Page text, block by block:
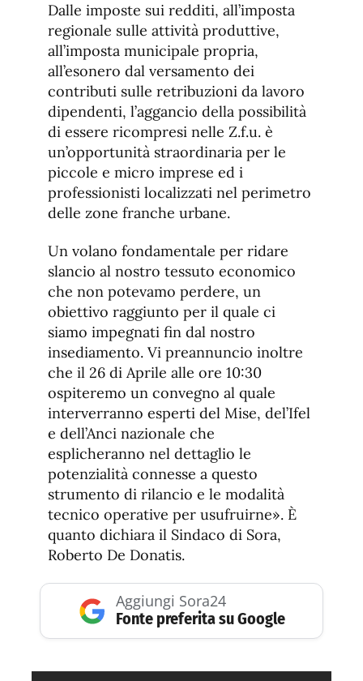
Dalle imposte sui redditi, all’imposta
regionale sulle attività produttive,
all’imposta municipale propria,
all’esonero dal versamento dei
contributi sulle retribuzioni da lavoro
dipendenti, l’aggancio della possibilità
di essere ricompresi nelle Z.f.u. è
un’opportunità straordinaria per le
piccole e micro imprese ed i
professionisti localizzati nel perimetro
delle zone franche urbane.
Un volano fondamentale per ridare
slancio al nostro tessuto economico
che non potevamo perdere, un
obiettivo raggiunto per il quale ci
siamo impegnati fin dal nostro
insediamento. Vi preannuncio inoltre
che il 26 di Aprile alle ore 10:30
ospiteremo un convegno al quale
interverranno esperti del Mise, del’Ifel
e dell’Anci nazionale che
esplicheranno nel dettaglio le
potenzialità connesse a questo
strumento di rilancio e le modalità
tecnico operative per usufruirne». È
quanto dichiara il Sindaco di Sora,
Roberto De Donatis.
Aggiungi Sora24
Fonte preferita su Google